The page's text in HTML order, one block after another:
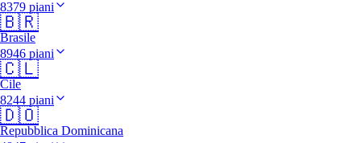
8379 piani
🇧🇷
Brasile
8946 piani
🇨🇱
Cile
8244 piani
🇩🇴
Repubblica Dominicana